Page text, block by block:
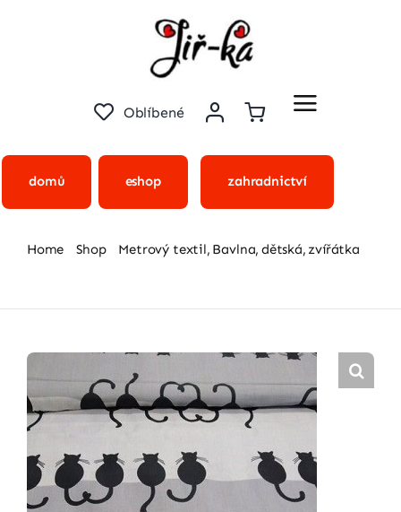
Oblíbené
domů eshop zahradnictví
Home Shop Metrový textil Bavlna dětská zvířátka